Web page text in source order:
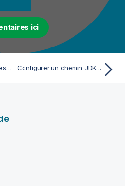
ici
Effectuer une rotation des clés dans le Studio Talend Configurer un chemin JDK pour construire des Jobs